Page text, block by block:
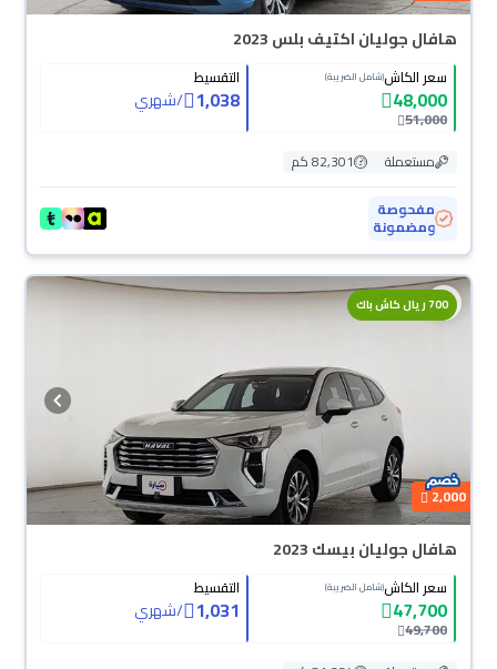
هافال جوليان اكتيف بلس 2023
سعر الكاش(شامل الضريبة)
48,000
51,000
التقسيط
1,038
/شهري
مستعملة
82,301 كم
مفحوصة
ومضمونة
700 ريال كاش باك
2,000
هافال جوليان بيسك 2023
سعر الكاش(شامل الضريبة)
47,700
49,700
التقسيط
1,031
/شهري